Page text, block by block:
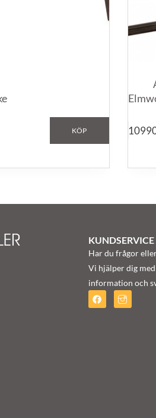
KÖP
KUNDSERVICE
Har du frågor
Vi hjälper dig
information och